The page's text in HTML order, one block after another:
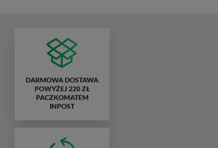
DARMOWA DOSTAWA
POWYŻEJ 220 ZŁ
PACZKOMATEM
INPOST